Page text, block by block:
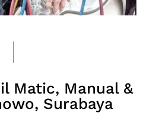
Matic, Manual &
Surabaya